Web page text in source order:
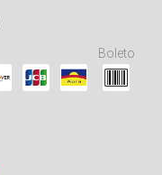
Boleto